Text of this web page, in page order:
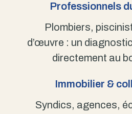
Professionnels
Plombiers,
d’œuvre : un
directement au
Immobilier &
Syndics, agences,